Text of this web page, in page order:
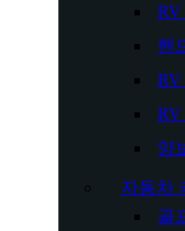
RV
핸
RV
RV
양
자동차
골